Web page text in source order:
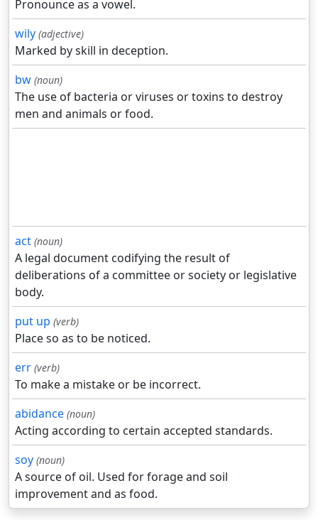
Pronounce as a vowel.
wily (adjective)
Marked by skill in deception.
bw (noun)
The use of bacteria or viruses or toxins to destroy
men and animals or food.
act (noun)
A legal document codifying the result of
deliberations of a committee or society or legislative
body.
put up (verb)
Place so as to be noticed.
err (verb)
To make a mistake or be incorrect.
abidance (noun)
Acting according to certain accepted standards.
soy (noun)
A source of oil. Used for forage and soil
improvement and as food.